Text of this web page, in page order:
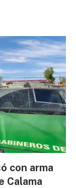
con arma
Calama